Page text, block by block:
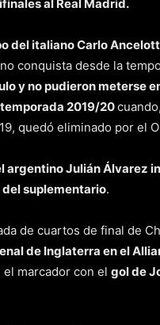
al Real Madrid.
del italiano Carlo
conquista desde la
y no pudieron meterse
2019/20
quedó eliminado por el
argentino Julián Álvarez
suplementario.
de cuartos de final de
de Inglaterra en el
marcador con el gol de